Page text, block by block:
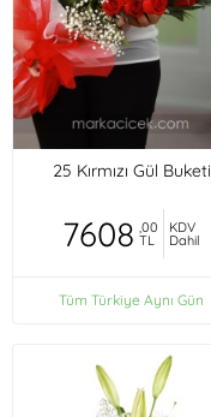
25 Kırmızı Gül Buketi
7608 ,00
TL
KDV
Dahil
Tüm Türkiye Aynı Gün